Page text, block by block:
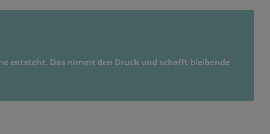
entsteht. Das nimmt den Druck und schafft bleibende